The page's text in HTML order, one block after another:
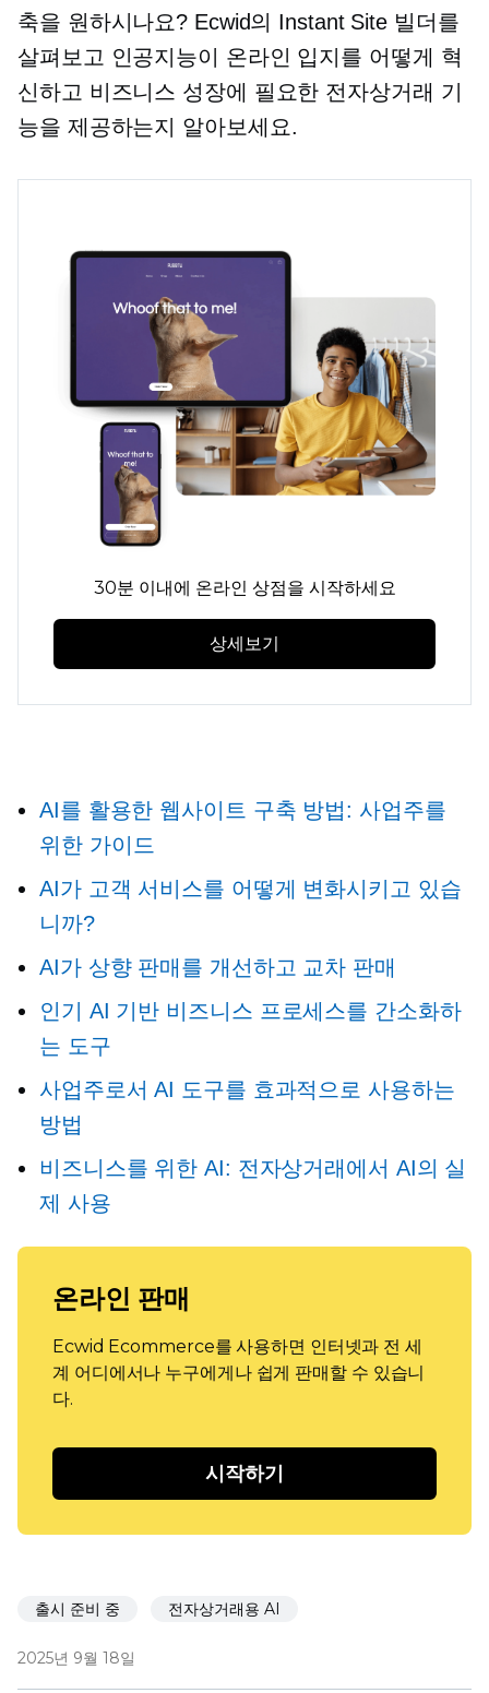
축을 원하시나요? Ecwid의 Instant Site 빌더를
살펴보고 인공지능이 온라인 입지를 어떻게 혁
신하고 비즈니스 성장에 필요한 전자상거래 기
능을 제공하는지 알아보세요.
30분 이내에 온라인 상점을 시작하세요
상세보기
AI를 활용한 웹사이트 구축 방법: 사업주를
위한 가이드
AI가 고객 서비스를 어떻게 변화시키고 있습
니까?
AI가 상향 판매를 개선하고 교차 판매
인기 AI 기반 비즈니스 프로세스를 간소화하
는 도구
사업주로서 AI 도구를 효과적으로 사용하는
방법
비즈니스를 위한 AI: 전자상거래에서 AI의 실
제 사용
온라인 판매
Ecwid Ecommerce를 사용하면 인터넷과 전 세
계 어디에서나 누구에게나 쉽게 판매할 수 있습니
다.
시작하기
출시 준비 중 전자상거래용 AI
2025년 9월 18일